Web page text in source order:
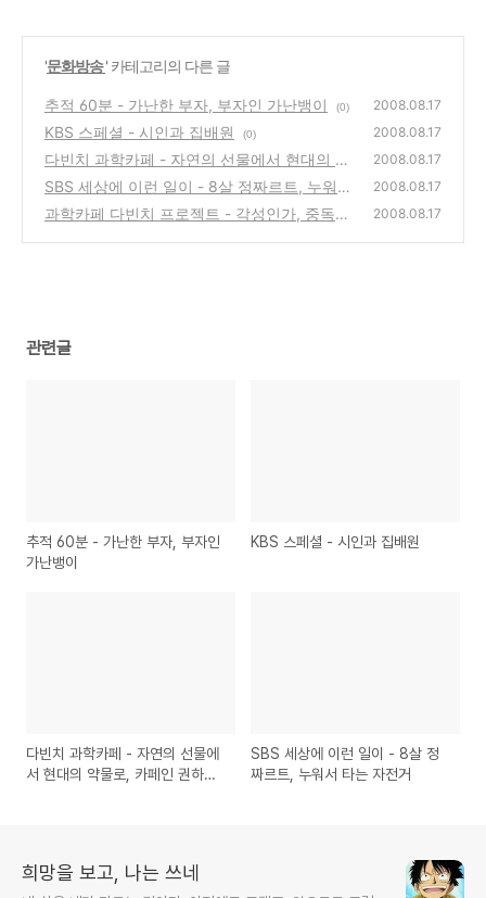
'문화방송' 카테고리의 다른 글
추적 60분 - 가난한 부자, 부자인 가난뱅이 (0) 2008.08.17
KBS 스페셜 - 시인과 집배원 (0) 2008.08.17
다빈치 과학카페 - 자연의 선물에서 현대의 약
물로, 카페인 권하는 사회
(0)
2008.08.17
SBS 세상에 이런 일이 - 8살 정짜르트, 누워서
타는 자전거
(0)
2008.08.17
과학카페 다빈치 프로젝트 - 각성인가, 중독인
2008.08.17
관련글
추적 60분 - 가난한 부자, 부자인
가난뱅이
KBS 스페셜 - 시인과 집배원
다빈치 과학카페 - 자연의 선물에
서 현대의 약물로, 카페인 권하는
SBS 세상에 이런 일이 - 8살 정
짜르트, 누워서 타는 자전거
희망을 보고, 나는 쓰네